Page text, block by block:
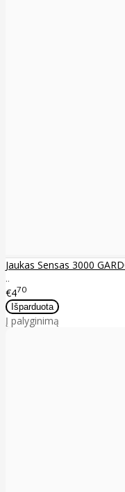
Jaukas Sensas 3000
..
€470
Į palyginimą